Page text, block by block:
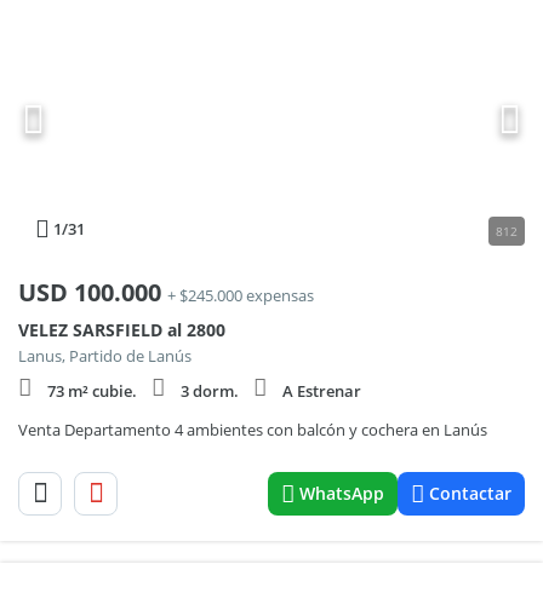
1/31 812
USD 100.000 + $245.000 expensas
VELEZ SARSFIELD al 2800
Lanus, Partido de Lanús
73 m² cubie.
3 dorm.
A Estrenar
Venta Departamento 4 ambientes con balcón y cochera en Lanús
WhatsApp Contactar